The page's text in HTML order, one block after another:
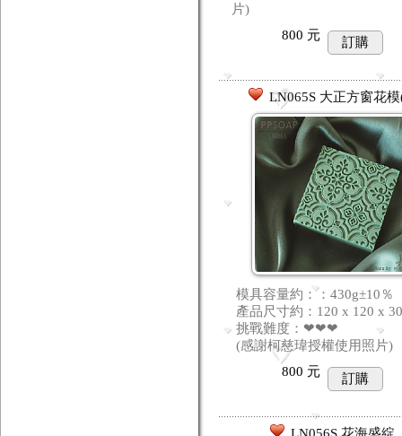
片)
800 元 訂購
LN065S 大正方窗花
模具容量約：：430g±10％
產品尺寸約：120 x 120 x
挑戰難度：❤❤❤
(感謝柯慈瑋授權使用照片)
800 元 訂購